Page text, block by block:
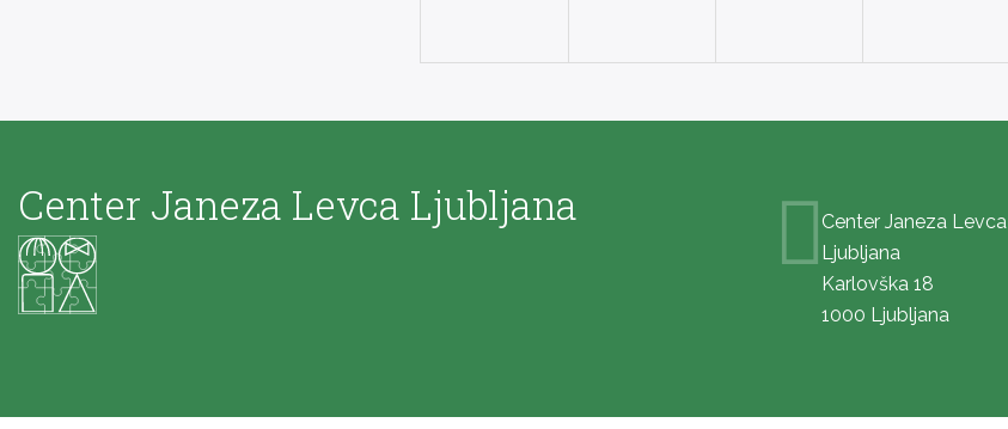
Center Janeza Levca Ljubljana
Center Janeza Levca
Ljubljana
Karlovška 18
1000 Ljubljana